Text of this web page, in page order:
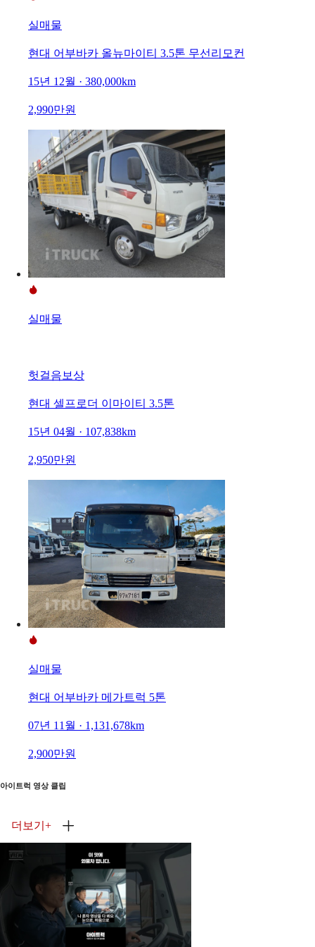
실매물
현대 어부바카 올뉴마이티 3.5톤 무선리모컨
15년 12월 · 380,000km
2,990만원
실매물
헛걸음보상
현대 셀프로더 이마이티 3.5톤
15년 04월 · 107,838km
2,950만원
실매물
현대 어부바카 메가트럭 5톤
07년 11월 · 1,131,678km
2,900만원
아이트럭 영상 클립
더보기 +